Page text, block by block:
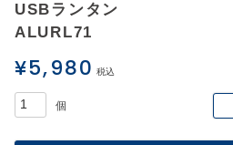
USBランタン
ALURL71
¥5,980 税込